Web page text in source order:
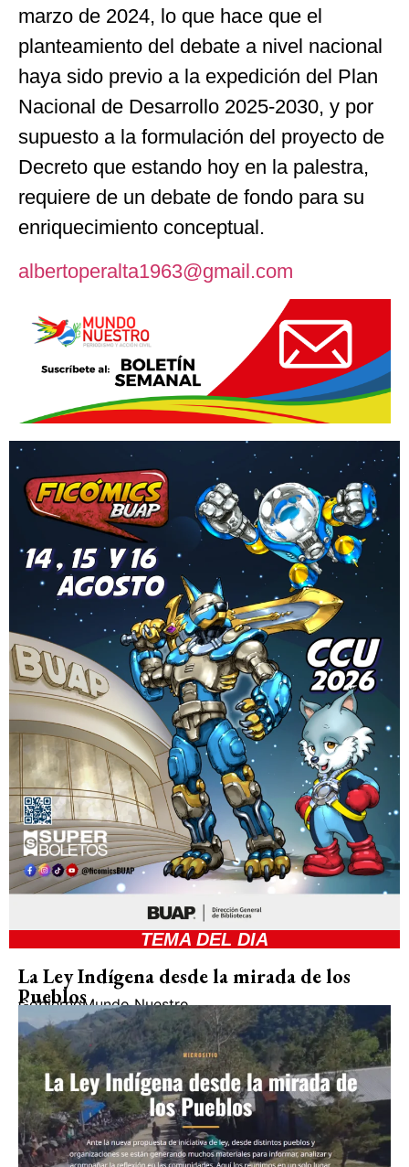
marzo de 2024, lo que hace que el
planteamiento del debate a nivel nacional
haya sido previo a la expedición del Plan
Nacional de Desarrollo 2025-2030, y por
supuesto a la formulación del proyecto de
Decreto que estando hoy en la palestra,
requiere de un debate de fondo para su
enriquecimiento conceptual.
albertoperalta1963@gmail.com
TEMA DEL DIA
La Ley Indígena desde la mirada de los
Pueblos
GobiernoMundo Nuestro